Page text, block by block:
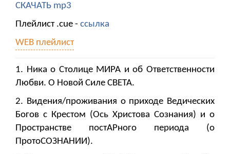
СКАЧАТЬ mp3
Плейлист .cue - ссылка
WEB плейлист
1. Ника о Столице МИРА и об Ответственности
Любви. О Новой Силе СВЕТА.
2. Видения/проживания о приходе Ведических
Богов с Крестом (Ось Христова Сознания) и о
Пространстве постАРного периода (о
ПротоСОЗНАНИИ).